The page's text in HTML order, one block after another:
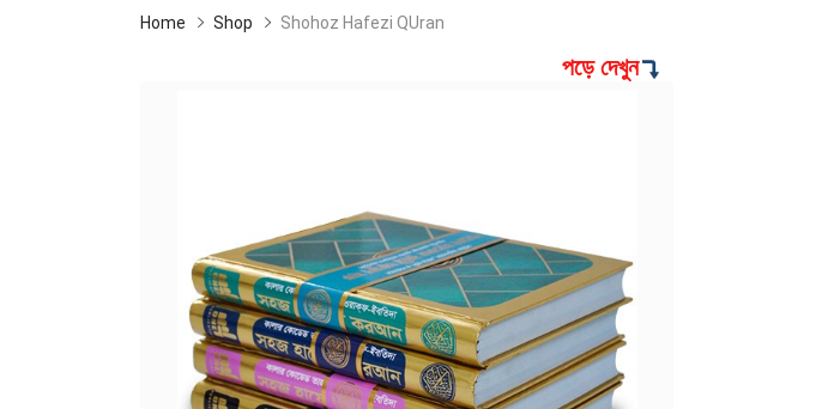
Home Shop Shohoz Hafezi QUran
পড়ে দেখুন